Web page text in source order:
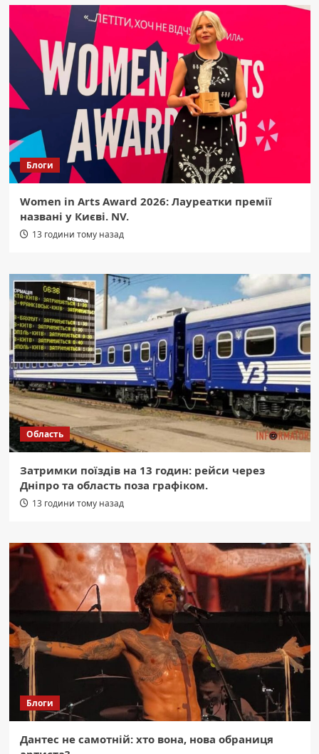
Блоги
Women in Arts Award 2026: Лауреатки премії
названі у Києві. NV.
13 години тому назад
Область
Затримки поїздів на 13 годин: рейси через
Дніпро та область поза графіком.
13 години тому назад
Блоги
Дантес не самотній: хто вона, нова обраниця